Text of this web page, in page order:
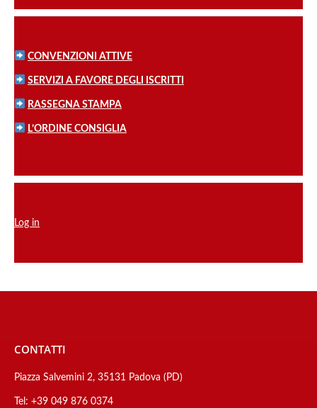
CONVENZIONI ATTIVE
SERVIZI A FAVORE DEGLI ISCRITTI
RASSEGNA STAMPA
L’ORDINE CONSIGLIA
Log in
CONTATTI
Piazza Salvemini 2, 35131 Padova (PD)
Tel: +39 049 876 0374